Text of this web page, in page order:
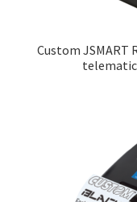
Custom JSMART